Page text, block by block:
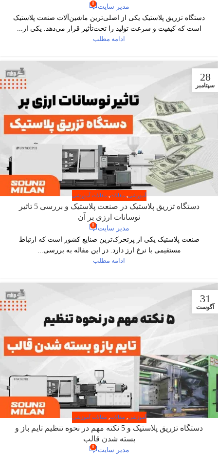
مدیر سایت 0
دستگاه تزریق پلاستیک یکی از اصلی‌ترین ماشین‌آلات صنعت پلاستیک
است که کیفیت و سرعت تولید را تحت‌تأثیر قرار می‌دهد. یکی از...
ادامه مطلب
28
سپتامبر
آموزشی, مقالات, مقالات آموزشی
دستگاه تزریق پلاستیک در صنعت پلاستیک و بررسی 5 تاثیر
نوسانات ارزی بر آن
مدیر سایت 0
صنعت پلاستیک یکی از پرتحرک‌ترین صنایع کشور است که ارتباط
مستقیمی با نرخ ارز دارد. در این مقاله به بررسی...
ادامه مطلب
31
آگوست
آموزشی, مقالات, مقالات آموزشی
دستگاه تزریق پلاستیک و 5 نکته مهم در نحوه تنظیم تایم باز و
بسته شدن قالب
مدیر سایت 0